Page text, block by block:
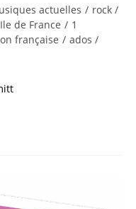
actuelles / rock /
Ile de France / 1
française / ados /